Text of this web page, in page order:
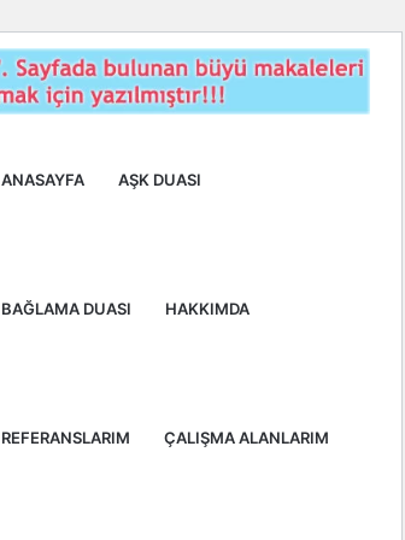
ANASAYFA AŞK DUASI
BAĞLAMA DUASI HAKKIMDA
REFERANSLARIM ÇALIŞMA ALANLARIM